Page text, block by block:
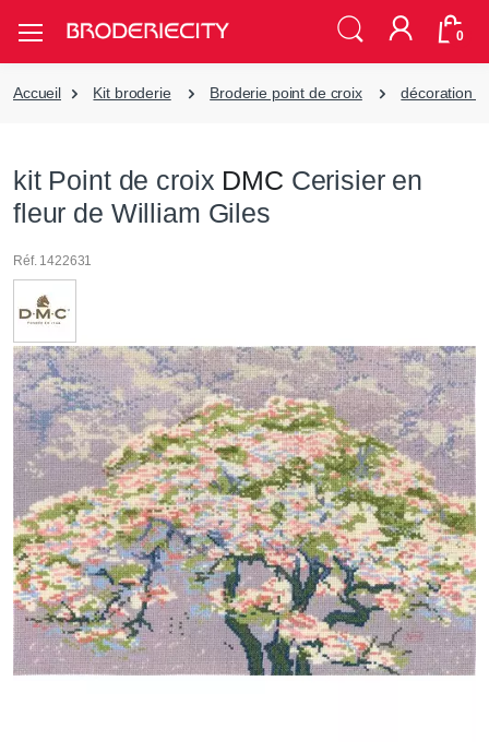
0
Accueil Kit broderie Broderie point de croix décoration
kit Point de croix DMC Cerisier en
fleur de William Giles
Réf. 1422631